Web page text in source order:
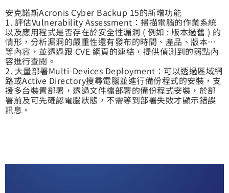
安克諾斯Acronis Cyber Backup 15的新增功能
1. 評估Vulnerability Assessment：掃描電腦的作業系統
以及應用程式是否存在於安全性漏洞 ( 例如 : 版本過舊 ) 的
情形，分析漏洞的嚴重性還有發布的時間、產品、版本…
等內容，並透過跟 CVE 網頁的連結，提供偵測到的弱點內
容進行查閱。
2. 大量部署Multi-Devices Deployment：可以透過區域網
路或Active Directory搜尋電腦並進行備份程式的安裝，支
援多台裝置部署，透過文件檔部署的備份程式安裝，於部
署前及可先確認電腦狀態，不需等到部署失敗才顯示錯誤
訊息。